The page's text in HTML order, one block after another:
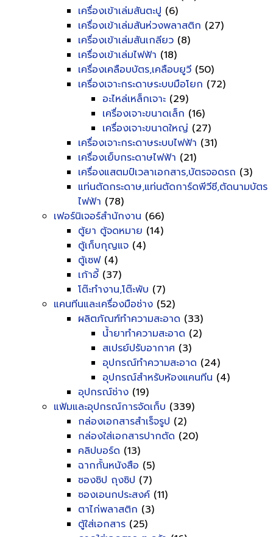
เครื่องเข้าเล่มสันตะปู (6)
เครื่องเข้าเล่มสันห่วงพลาสติก (27)
เครื่องเข้าเล่มสันเกลียว (8)
เครื่องเข้าเล่มไฟฟ้า (18)
เครื่องเคลือบบัตร,เคลือบยูวี (50)
เครื่องเจาะกระดาษระบบมือโยก (72)
อะไหล่เหล็กเจาะ (29)
เครื่องเจาะขนาดเล็ก (16)
เครื่องเจาะขนาดใหญ่ (27)
เครื่องเจาะกระดาษระบบไฟฟ้า (31)
เครื่องเย็บกระดาษไฟฟ้า (21)
เครื่องแสตมป์เวลาเอกสาร,บัตรจอดรถ (3)
แท่นตัดกระดาษ,แท่นตัดการ์ดพีวีซี,ตัดนามบัตร
ไฟฟ้า (78)
เฟอร์นิเจอร์สำนักงาน (66)
ตู้ยา ตู้จดหมาย (14)
ตู้เก็บกุญแจ (4)
ตู้เซฟ(4)
เก้าอี้ (37)
โต๊ะทำงาน,โต๊ะพับ (7)
แคนทีนและเครื่องมือช่าง (52)
ผลิตภัณฑ์ทำความสะอาด (33)
น้ำยาทำความสะอาด (2)
สเปรย์ปรับอากาศ (3)
อุปกรณ์ทำความสะอาด (24)
อุปกรณ์สำหรับห้องแคนทีน (4)
อุปกรณ์ช่าง (19)
แฟ้มและอุปกรณ์การจัดเก็บ (339)
กล่องเอกสารสำเร็จรูป (2)
กล่องใส่เอกสารปากตัด (20)
คลิปบอร์ด (13)
ฉากกั้นหนังสือ (5)
ซองซิป ถุงซิป (7)
ซองเอนกประสงค์ (11)
ตาไก่พลาสติก (3)
ตู้ใส่เอกสาร (25)